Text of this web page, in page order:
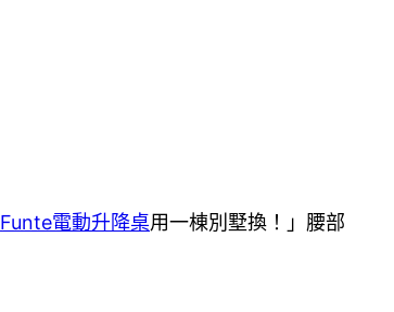
Funte電動升降桌用一棟別墅換！」腰部